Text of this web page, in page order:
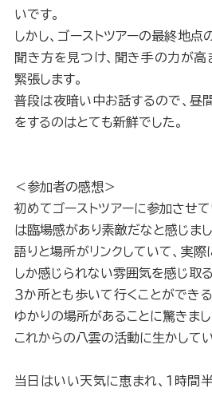
いです。
しかし、ゴーストツアーの最終地
聞き方を見つけ、聞き手の力が高
緊張します。
普段は夜暗い中お話するので、昼
をするのはとても新鮮でした。
＜参加者の感想＞
初めてゴーストツアーに参加させ
は臨場感があり素敵だなと感じまし
語りと場所がリンクしていて、実
しか感じられない雰囲気を感じ取
３か所とも歩いて行くことができ
ゆかりの場所があることに驚きまし
これからの八雲の活動に生かしてい
当日はいい天気に恵まれ、１時間